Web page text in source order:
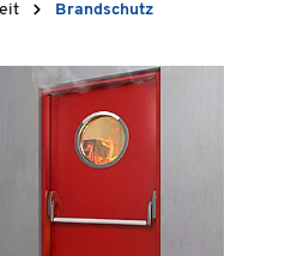
Brandschutz